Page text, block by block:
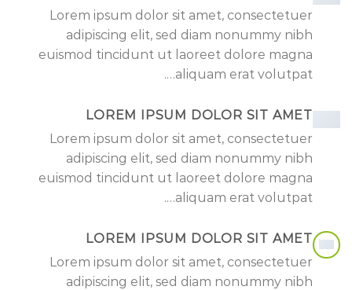
Lorem ipsum dolor sit amet, consectetuer
adipiscing elit, sed diam nonummy nibh
euismod tincidunt ut laoreet dolore magna
aliquam erat volutpat….
LOREM IPSUM DOLOR SIT AMET
Lorem ipsum dolor sit amet, consectetuer
adipiscing elit, sed diam nonummy nibh
euismod tincidunt ut laoreet dolore magna
aliquam erat volutpat….
LOREM IPSUM DOLOR SIT AMET
Lorem ipsum dolor sit amet, consectetuer
adipiscing elit, sed diam nonummy nibh